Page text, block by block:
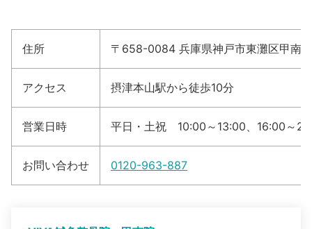
住所 〒658-0084 兵庫県神戸市東灘区甲南
アクセス 摂津本山駅から徒歩10分
営業日時 平日・土祝 10:00～13:00、16:00～
お問い合わせ 0120-963-887